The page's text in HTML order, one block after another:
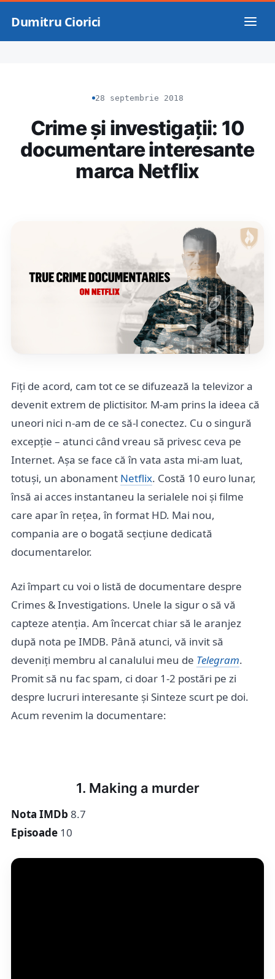
Dumitru Ciorici
28 septembrie 2018
Crime și investigații: 10
documentare interesante
marca Netflix
Fiți de acord, cam tot ce se difuzează la televizor a
devenit extrem de plictisitor. M-am prins la ideea că
uneori nici n-am de ce să-l conectez. Cu o singură
excepție – atunci când vreau să privesc ceva pe
Internet. Așa se face că în vata asta mi-am luat,
totuși, un abonament Netflix. Costă 10 euro lunar,
însă ai acces instantaneu la serialele noi și filme
care apar în rețea, în format HD. Mai nou,
compania are o bogată secțiune dedicată
documentarelor.
Azi împart cu voi o listă de documentare despre
Crimes & Investigations. Unele la sigur o să vă
capteze atenția. Am încercat chiar să le aranjez
după nota pe IMDB. Până atunci, vă invit să
deveniți membru al canalului meu de Telegram.
Promit să nu fac spam, ci doar 1-2 postări pe zi
despre lucruri interesante și Sinteze scurt pe doi.
Acum revenim la documentare:
1. Making a murder
Nota IMDb 8.7
Episoade 10